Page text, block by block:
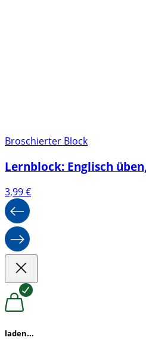
Broschierter Block
Lernblock: Englisch
3,99€
laden...